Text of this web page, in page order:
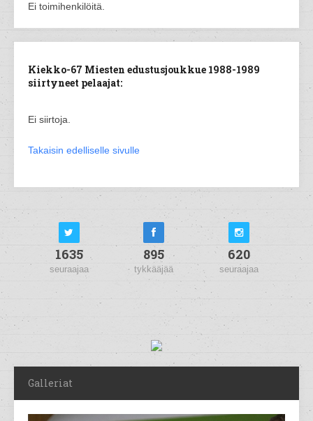
Ei toimihenkilöitä.
Kiekko-67 Miesten edustusjoukkue 1988-1989
siirtyneet pelaajat:
Ei siirtoja.
Takaisin edelliselle sivulle
1635
seuraajaa
895
tykkääjää
620
seuraajaa
Galleriat